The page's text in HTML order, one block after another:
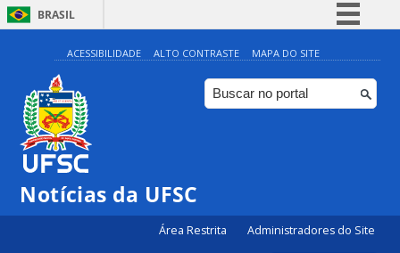
BRASIL
Simplifique!
Comunica BR
Participe
ACESSIBILIDADE ALTO CONTRASTE MAPA DO SITE
Notícias da UFSC
Área Restrita Administradores do Site